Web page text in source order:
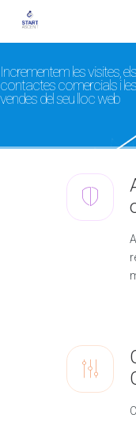
Incrementem les visites, els
contactes comercials i les
vendes del seu lloc web